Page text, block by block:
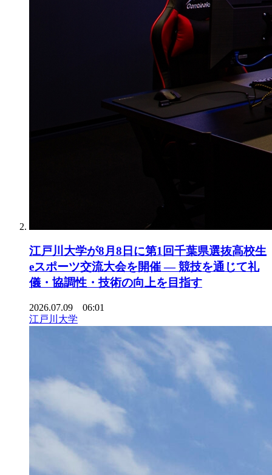
江戸川大学が8月8日に第1回千葉県選抜高校生
eスポーツ交流大会を開催 ― 競技を通じて礼
儀・協調性・技術の向上を目指す
2026.07.09 06:01
江戸川大学